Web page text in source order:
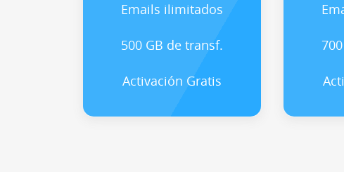
Emails ilimitados
500 GB de transf.
Activación Gratis